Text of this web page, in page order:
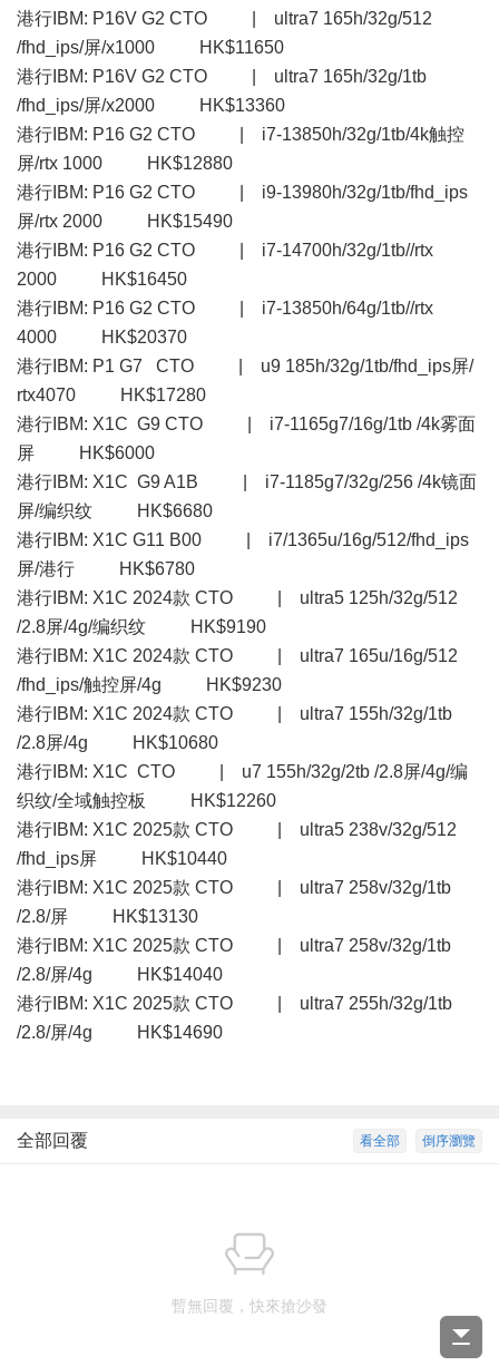
港行IBM: P16V G2 CTO | ultra7 165h/32g/512
/fhd_ips/屏/x1000 HK$11650
港行IBM: P16V G2 CTO | ultra7 165h/32g/1tb
/fhd_ips/屏/x2000 HK$13360
港行IBM: P16 G2 CTO | i7-13850h/32g/1tb/4k触控
屏/rtx 1000 HK$12880
港行IBM: P16 G2 CTO | i9-13980h/32g/1tb/fhd_ips
屏/rtx 2000 HK$15490
港行IBM: P16 G2 CTO | i7-14700h/32g/1tb//rtx
2000 HK$16450
港行IBM: P16 G2 CTO | i7-13850h/64g/1tb//rtx
4000 HK$20370
港行IBM: P1 G7 CTO | u9 185h/32g/1tb/fhd_ips屏/
rtx4070 HK$17280
港行IBM: X1C G9 CTO | i7-1165g7/16g/1tb /4k雾面
屏 HK$6000
港行IBM: X1C G9 A1B | i7-1185g7/32g/256 /4k镜面
屏/编织纹 HK$6680
港行IBM: X1C G11 B00 | i7/1365u/16g/512/fhd_ips
屏/港行 HK$6780
港行IBM: X1C 2024款 CTO | ultra5 125h/32g/512
/2.8屏/4g/编织纹 HK$9190
港行IBM: X1C 2024款 CTO | ultra7 165u/16g/512
/fhd_ips/触控屏/4g HK$9230
港行IBM: X1C 2024款 CTO | ultra7 155h/32g/1tb
/2.8屏/4g HK$10680
港行IBM: X1C CTO | u7 155h/32g/2tb /2.8屏/4g/编
织纹/全域触控板 HK$12260
港行IBM: X1C 2025款 CTO | ultra5 238v/32g/512
/fhd_ips屏 HK$10440
港行IBM: X1C 2025款 CTO | ultra7 258v/32g/1tb
/2.8/屏 HK$13130
港行IBM: X1C 2025款 CTO | ultra7 258v/32g/1tb
/2.8/屏/4g HK$14040
港行IBM: X1C 2025款 CTO | ultra7 255h/32g/1tb
/2.8/屏/4g HK$14690
倒序瀏覽
看全部
全部回覆
暫無回覆，快來搶沙發